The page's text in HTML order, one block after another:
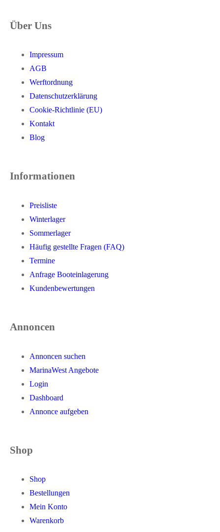
Über Uns
Impressum
AGB
Werftordnung
Datenschutzerklärung
Cookie-Richtlinie (EU)
Kontakt
Blog
Informationen
Preisliste
Winterlager
Sommerlager
Häufig gestellte Fragen (FAQ)
Termine
Anfrage Booteinlagerung
Kundenbewertungen
Annoncen
Annoncen suchen
MarinaWest Angebote
Login
Dashboard
Annonce aufgeben
Shop
Shop
Bestellungen
Mein Konto
Warenkorb